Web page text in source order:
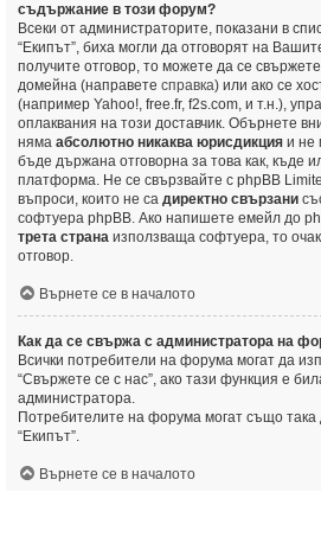
съдържание в този форум?
Всеки от администраторите, показани в
“Екипът”, биха могли да отговорят на
получите отговор, то можете да се
домейна (направете справка) или ако се
(например Yahoo!, free.fr, f2s.com, и т.н.),
оплаквания на този доставчик. Обърнете
няма абсолютно никаква юрисдикция и не
бъде държана отговорна за това как, къде
платформа. Не се свързвайте с phpBB
въпроси, които не са директно свързани
софтуера phpBB. Ако напишете емейл до
трета страна използваща софтуера, то
отговор.
Върнете се в началото
Как да се свържа с администратора на
Всички потребители на форума могат да
“Свържете се с нас”, ако тази функция е
администратора.
Потребителите на форума могат също така
“Екипът”.
Върнете се в началото